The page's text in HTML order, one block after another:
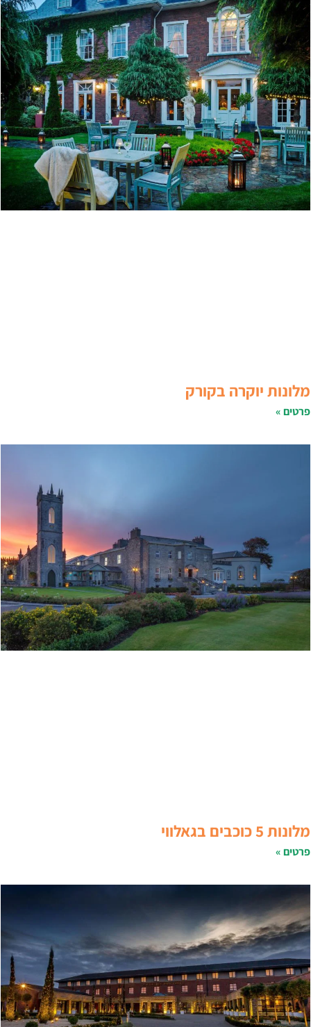
מלונות יוקרה בקורק
פרטים »
מלונות 5 כוכבים בגאלווי
פרטים »